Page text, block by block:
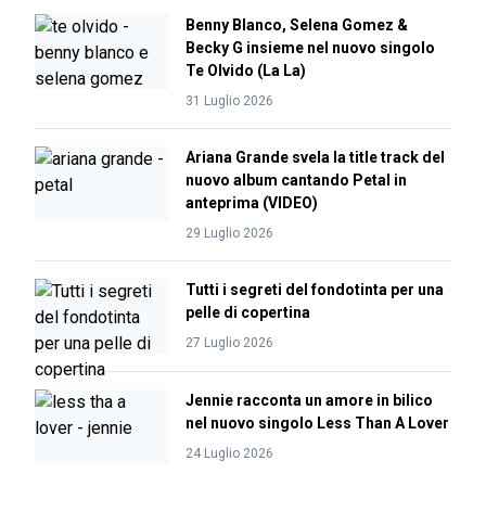
Benny Blanco, Selena Gomez &
Becky G insieme nel nuovo singolo
Te Olvido (La La)
31 Luglio 2026
Ariana Grande svela la title track del
nuovo album cantando Petal in
anteprima (VIDEO)
29 Luglio 2026
Tutti i segreti del fondotinta per una
pelle di copertina
27 Luglio 2026
Jennie racconta un amore in bilico
nel nuovo singolo Less Than A Lover
24 Luglio 2026